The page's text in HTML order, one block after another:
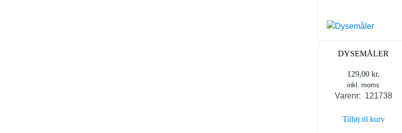
DYSEMÅLER
129,00kr.
inkl. moms
Varenr: 121738
Tilføj til kurv